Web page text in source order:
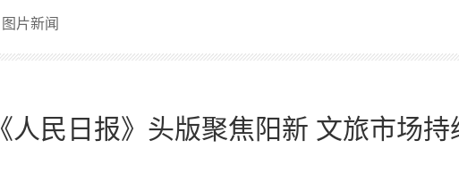
图片新闻
《人民日报》头版聚焦阳新 文旅市场